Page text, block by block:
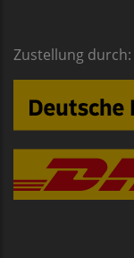
Zustellung durch: